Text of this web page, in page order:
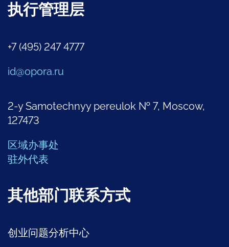
执行管理层
+7 (495) 247 4777
id@opora.ru
2-y Samotechnyy pereulok № 7, Moscow,
127473
区域办事处
驻外代表
其他部门联系方式
创业问题分析中心